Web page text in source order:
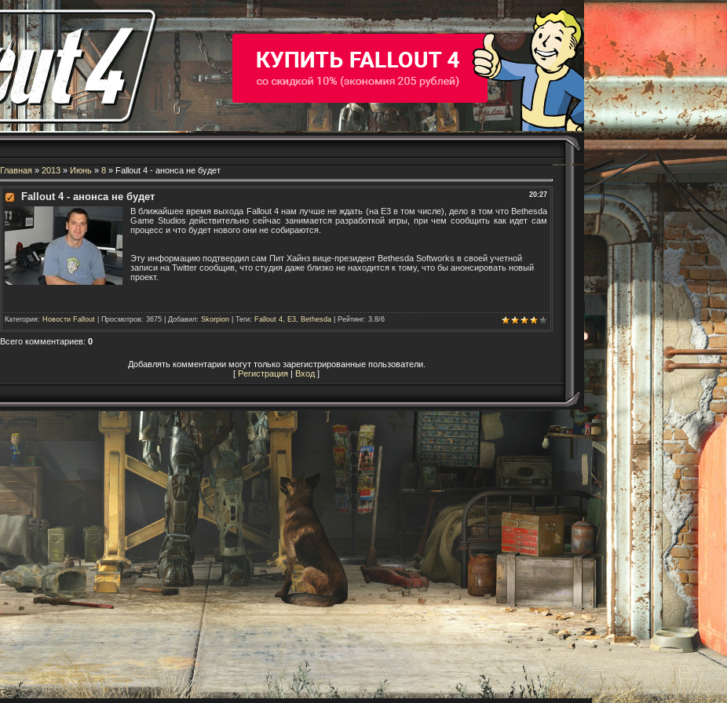
Главная » 2013 » Июнь » 8 » Fallout 4 - анонса не будет
20:27
Fallout 4 - анонса не будет
В ближайшее время выхода Fallout 4 нам лучше не ждать (на E3 в том числе), дело в том что Bethesda
Game Studios действительно сейчас занимается разработкой игры, при чем сообщить как идет сам
процесс и что будет нового они не собираются.
Эту информацию подтвердил сам Пит Хайнз вице-президент Bethesda Softworks в своей учетной
записи на Twitter сообщив, что студия даже близко не находится к тому, что бы анонсировать новый
проект.
Категория: Новости Fallout Просмотров: 3675 | Добавил: Skorpion Теги: Fallout 4 E3 Bethesda Рейтинг: 3.8/6
Всего комментариев: 0
Добавлять комментарии могут только зарегистрированные пользователи.
[ Регистрация | Вход ]